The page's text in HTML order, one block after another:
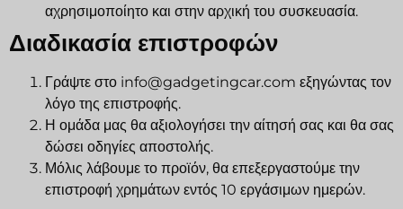
αχρησιμοποίητο και στην αρχική του συσκευασία.
Διαδικασία επιστροφών
Γράψτε στο info@gadgetingcar.com εξηγώντας τον
λόγο της επιστροφής.
Η ομάδα μας θα αξιολογήσει την αίτησή σας και θα σας
δώσει οδηγίες αποστολής.
Μόλις λάβουμε το προϊόν, θα επεξεργαστούμε την
επιστροφή χρημάτων εντός 10 εργάσιμων ημερών.